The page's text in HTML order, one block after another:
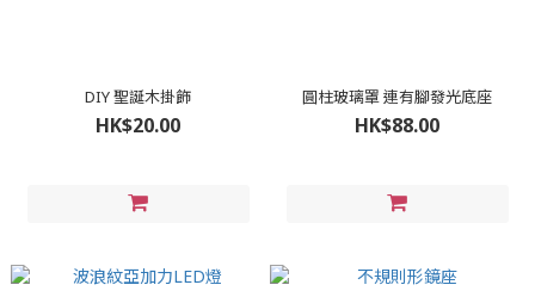
DIY 聖誕木掛飾
HK$20.00
圓柱玻璃罩 連有腳發光底座
HK$88.00